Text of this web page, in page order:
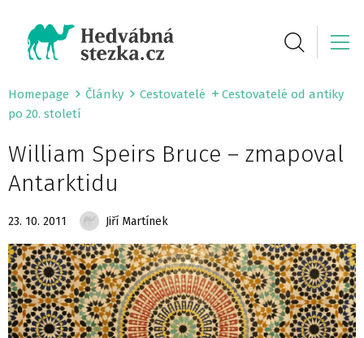
Homepage Články Cestovatelé
Cestovatelé od antiky
po 20. století
William Speirs Bruce – zmapoval
Antarktidu
23. 10. 2011 Jiří Martínek